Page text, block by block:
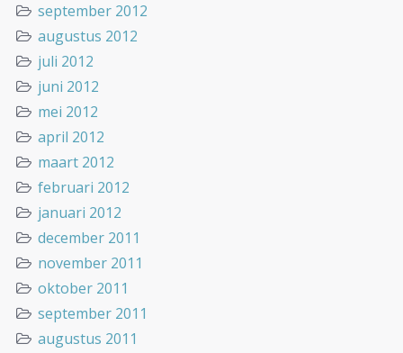
september 2012
augustus 2012
juli 2012
juni 2012
mei 2012
april 2012
maart 2012
februari 2012
januari 2012
december 2011
november 2011
oktober 2011
september 2011
augustus 2011